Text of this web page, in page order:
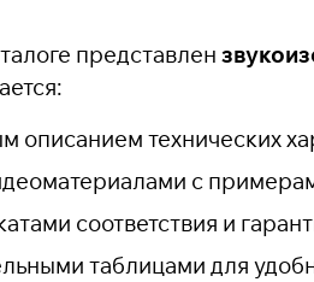
представлен
описанием технических
с
соответствия и
таблицами для